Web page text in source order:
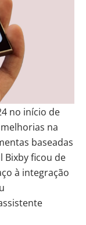
no início de
na
baseadas
Bixby ficou de
à integração